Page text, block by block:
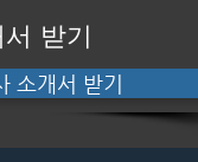
받기
소개서 받기